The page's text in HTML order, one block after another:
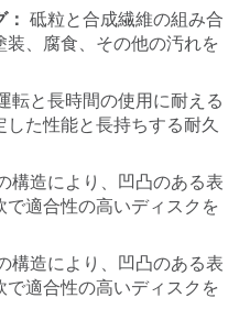
砥粒と合成繊維の組み合
、腐食、その他の汚れを
転と長時間の使用に耐える
た性能と長持ちする耐久
構造により、凹凸のある表
適合性の高いディスクを
構造により、凹凸のある表
適合性の高いディスクを